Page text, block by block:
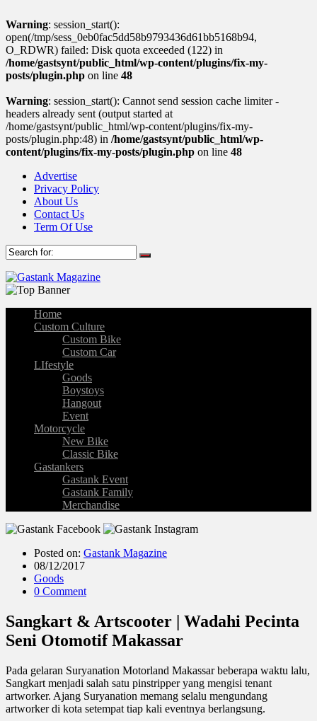
Warning: session_start():
open(/tmp/sess_0eb0fac5dd58b9793436d61bb5168b94,
O_RDWR) failed: Disk quota exceeded (122) in
/home/gastsynt/public_html/wp-content/plugins/fix-my-
posts/plugin.php on line 48
Warning: session_start(): Cannot send session cache limiter -
headers already sent (output started at
/home/gastsynt/public_html/wp-content/plugins/fix-my-
posts/plugin.php:48) in /home/gastsynt/public_html/wp-
content/plugins/fix-my-posts/plugin.php on line 48
Advertise
Privacy Policy
About Us
Contact Us
Term Of Use
Home
Custom Culture
Custom Bike
Custom Car
LIfestyle
Goods
Boystoys
Hangout
Event
Motorcycle
New Bike
Classic Bike
Gastankers
Gastank Event
Gastank Family
Merchandise
Posted on: Gastank Magazine
08/12/2017
Goods
0 Comment
Sangkart & Artscooter | Wadahi Pecinta
Seni Otomotif Makassar
Pada gelaran Suryanation Motorland Makassar beberapa waktu lalu,
Sangkart menjadi salah satu pinstripper yang mengisi tenant
artworker. Ajang Suryanation memang selalu mengundang
artworker di kota setempat tiap kali eventnya berlangsung.